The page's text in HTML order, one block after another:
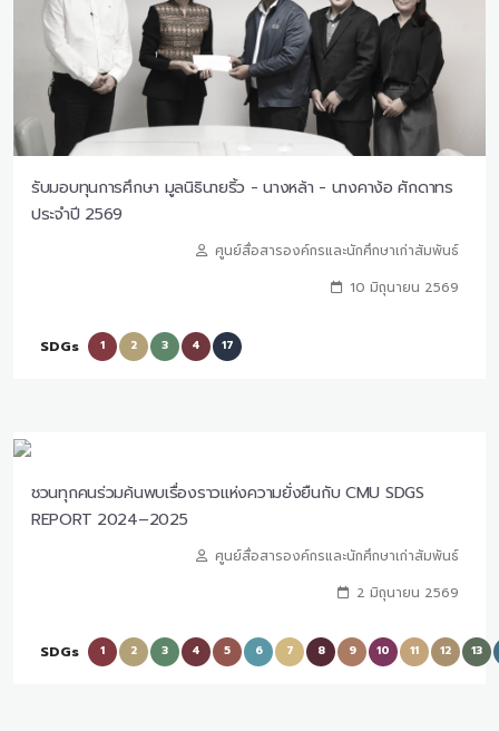
รับมอบทุนการศึกษา มูลนิธินายริ้ว - นางหล้า - นางคาง้อ ศักดาทร
ประจำปี 2569
ศูนย์สื่อสารองค์กรและนักศึกษาเก่าสัมพันธ์
10 มิถุนายน 2569
SDGs 1 2 3 4 17
ชวนทุกคนร่วมค้นพบเรื่องราวแห่งความยั่งยืนกับ CMU SDGS
REPORT 2024–2025
ศูนย์สื่อสารองค์กรและนักศึกษาเก่าสัมพันธ์
2 มิถุนายน 2569
SDGs 1 2 3 4 5 6 7 8 9 10 11 12 13